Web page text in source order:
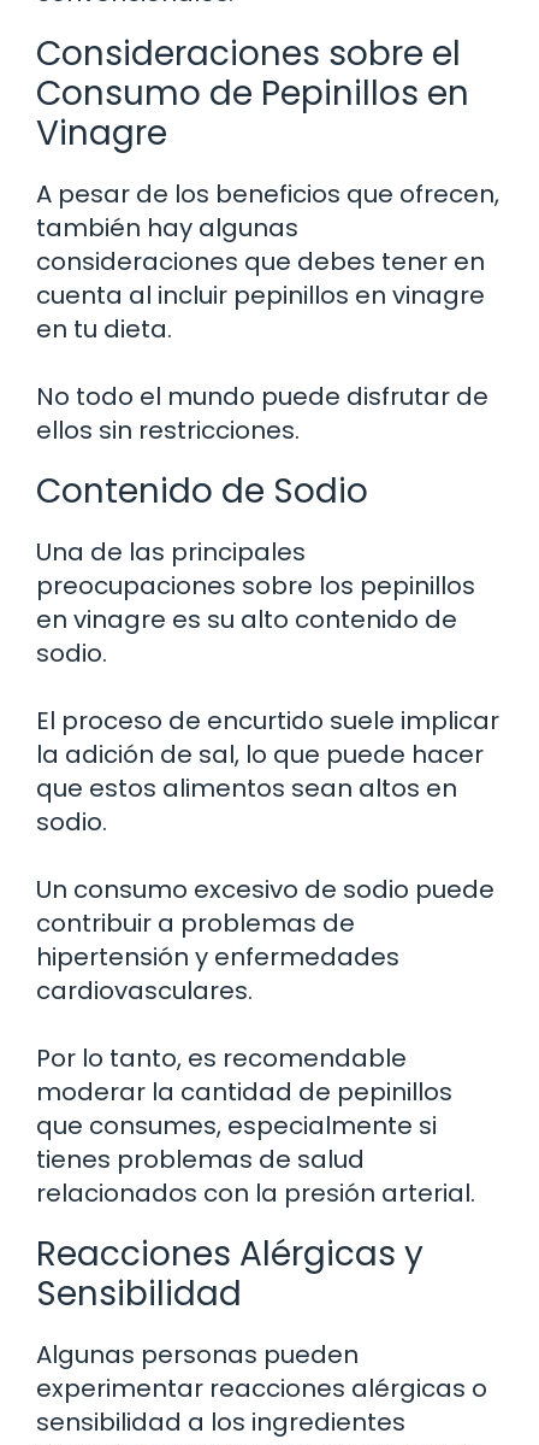
Consideraciones sobre el
Consumo de Pepinillos en
Vinagre
A pesar de los beneficios que ofrecen,
también hay algunas
consideraciones que debes tener en
cuenta al incluir pepinillos en vinagre
en tu dieta.
No todo el mundo puede disfrutar de
ellos sin restricciones.
Contenido de Sodio
Una de las principales
preocupaciones sobre los pepinillos
en vinagre es su alto contenido de
sodio.
El proceso de encurtido suele implicar
la adición de sal, lo que puede hacer
que estos alimentos sean altos en
sodio.
Un consumo excesivo de sodio puede
contribuir a problemas de
hipertensión y enfermedades
cardiovasculares.
Por lo tanto, es recomendable
moderar la cantidad de pepinillos
que consumes, especialmente si
tienes problemas de salud
relacionados con la presión arterial.
Reacciones Alérgicas y
Sensibilidad
Algunas personas pueden
experimentar reacciones alérgicas o
sensibilidad a los ingredientes